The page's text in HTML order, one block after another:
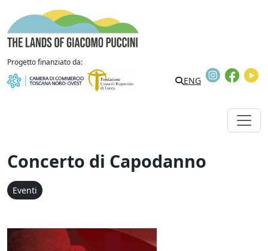
Vai al contenuto
Progetto finanziato da:
Search
ENG
Instagram
Concerto di Capodanno
Eventi